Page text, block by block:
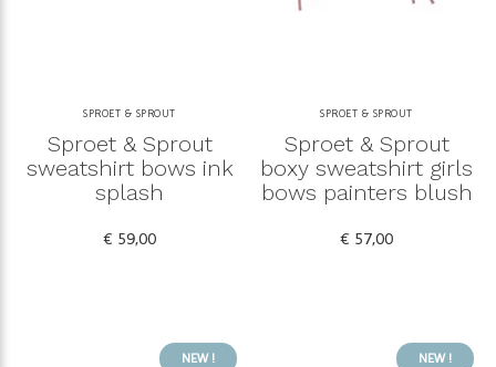
SPROET & SPROUT
Sproet & Sprout
sweatshirt bows ink
splash
€ 59,00
SPROET & SPROUT
Sproet & Sprout
boxy sweatshirt girls
bows painters blush
€ 57,00
NEW ! NEW !